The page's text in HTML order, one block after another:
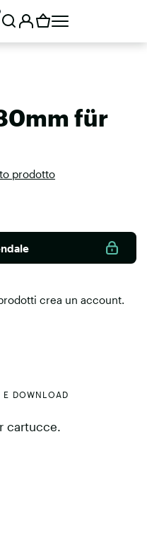
für
prodotto
crea un account
DOWNLOAD
cartucce.